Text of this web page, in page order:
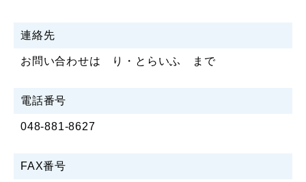
連絡先
お問い合わせは り・とらいふ まで
電話番号
048-881-8627
FAX番号